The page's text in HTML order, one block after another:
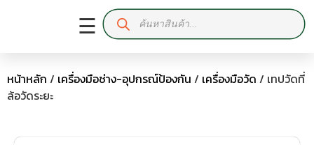
☰
หน้าหลัก / เครื่องมือช่าง-อุปกรณ์ป้องกัน / เครื่องมือวัด / เทปวัดที่
ล้อวัดระยะ